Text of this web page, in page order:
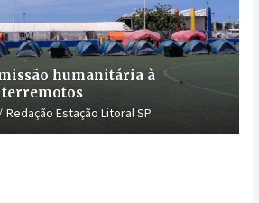
humanitária à
terremotos
Redação Estação Litoral SP